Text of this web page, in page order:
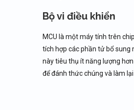
Bộ vi điều khiển
MCU là một máy tính trên
tích hợp các phần tử bổ sung
này tiêu thụ ít năng lượng
để đánh thức chúng và làm lại